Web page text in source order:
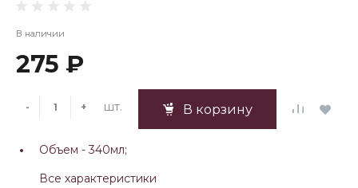
В наличии
275 ₽
- + шт. В корзину
Объем -340мл;
Все характеристики